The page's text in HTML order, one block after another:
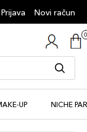
Prijava Novi račun
UP NICHE